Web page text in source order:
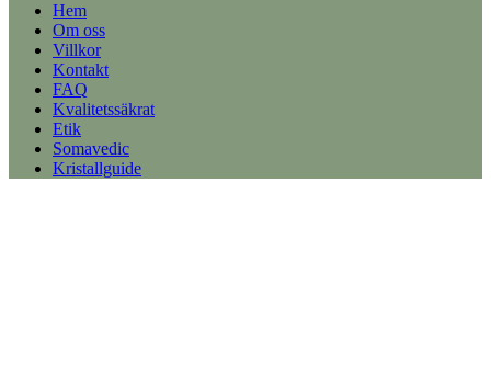
Hem
Om oss
Villkor
Kontakt
FAQ
Kvalitetssäkrat
Etik
Somavedic
Kristallguide